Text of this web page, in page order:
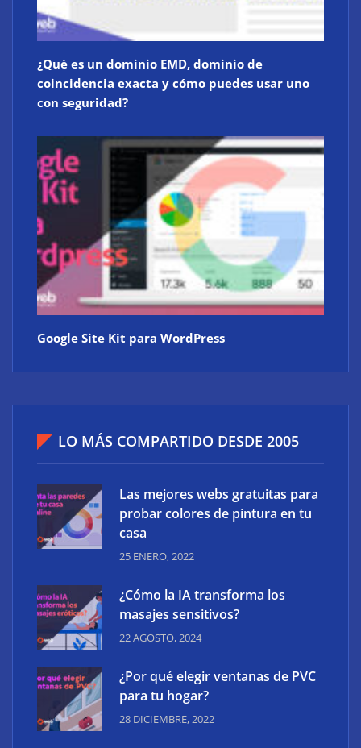
¿Qué es un dominio EMD, dominio de
coincidencia exacta y cómo puedes usar uno
con seguridad?
Google Site Kit para WordPress
LO MÁS COMPARTIDO DESDE 2005
Las mejores webs gratuitas para
probar colores de pintura en tu
casa
25 ENERO, 2022
¿Cómo la IA transforma los
masajes sensitivos?
22 AGOSTO, 2024
¿Por qué elegir ventanas de PVC
para tu hogar?
28 DICIEMBRE, 2022